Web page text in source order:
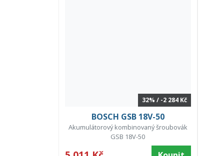
32% / -2 284 Kč
BOSCH GSB 18V-50
Akumulátorový kombinovaný šroubovák
GSB 18V-50